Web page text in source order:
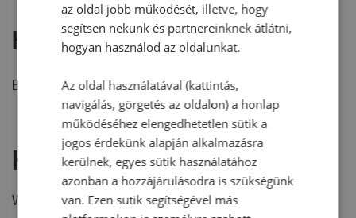
Hozzászólások
Ehhez a recepthez még nem érkezett hozzászólás.
Hozzászólás írása
Vélemény írásához, kérjük,jelentkezz be!
az oldal jobb működését, illetve, hogy
segítsen nekünk és partnereinknek átlátni,
hogyan használod az oldalunkat.
Az oldal használatával (kattintás,
navigálás, görgetés az oldalon) a honlap
működéséhez elengedhetetlen sütik a
jogos érdekünk alapján alkalmazásra
kerülnek, egyes sütik használatához
azonban a hozzájárulásodra is szükségünk
van. Ezen sütik segítségével más